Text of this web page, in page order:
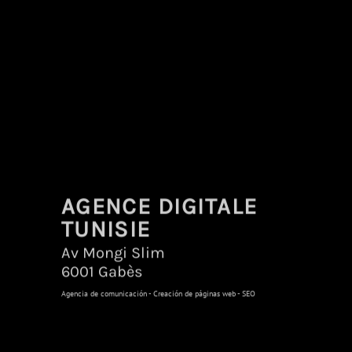
AGENCE DIGITALE
TUNISIE
Av Mongi Slim
6001 Gabès
Agencia de comunicación - Creación de páginas web - SEO